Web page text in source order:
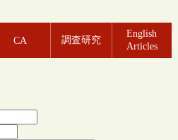
CA 調査研究
English
Articles